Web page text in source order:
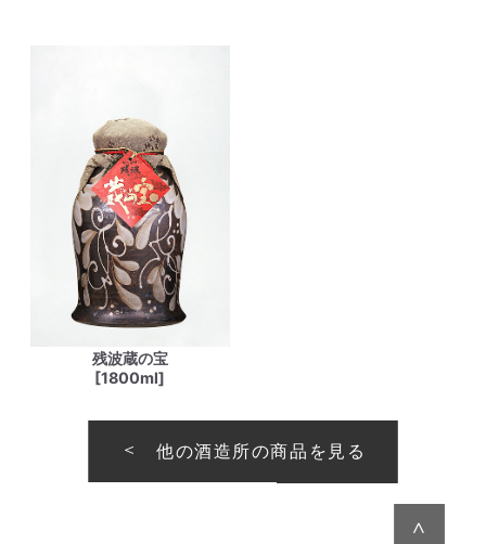
残波蔵の宝
[1800ml]
他の酒造所の商品を見る
∧